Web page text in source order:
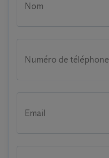
Nom
Numéro de téléphone
Email